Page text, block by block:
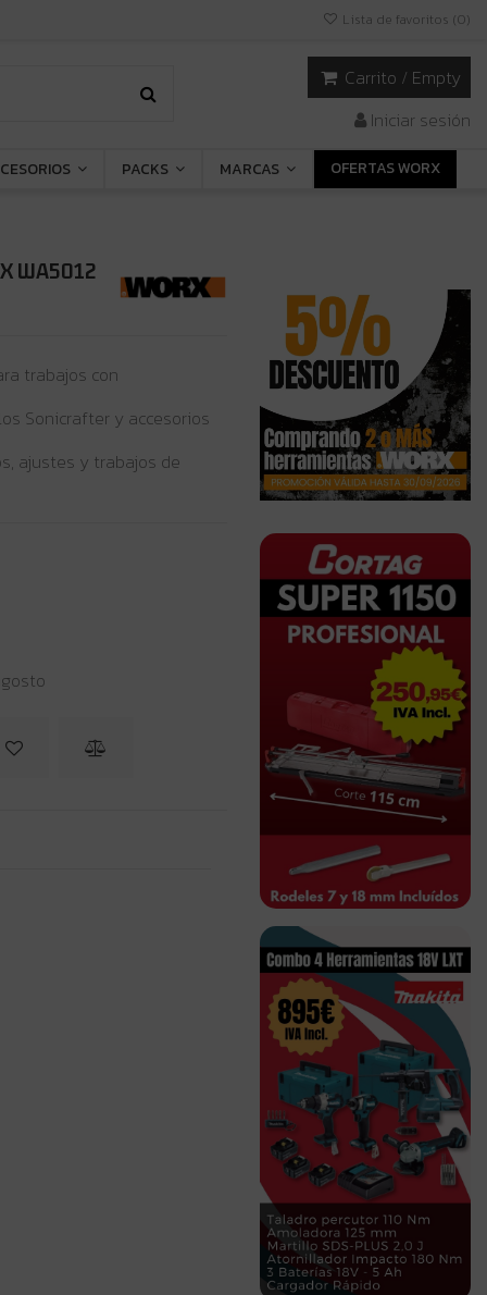
Lista de favoritos (0)
Carrito / Empty
Iniciar sesión
PACKS MARCAS
OFERTAS WORX
WA5012
trabajos con
Sonicrafter y accesorios
ajustes y trabajos de